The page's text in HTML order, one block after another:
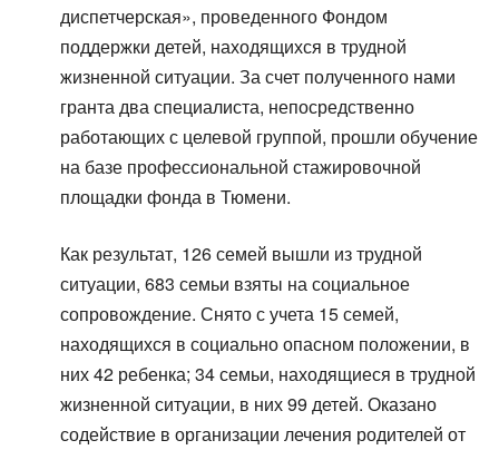
диспетчерская», проведенного Фондом
поддержки детей, находящихся в трудной
жизненной ситуации. За счет полученного нами
гранта два специалиста, непосредственно
работающих с целевой группой, прошли обучение
на базе профессиональной стажировочной
площадки фонда в Тюмени.
Как результат, 126 семей вышли из трудной
ситуации, 683 семьи взяты на социальное
сопровождение. Снято с учета 15 семей,
находящихся в социально опасном положении, в
них 42 ребенка; 34 семьи, находящиеся в трудной
жизненной ситуации, в них 99 детей. Оказано
содействие в организации лечения родителей от